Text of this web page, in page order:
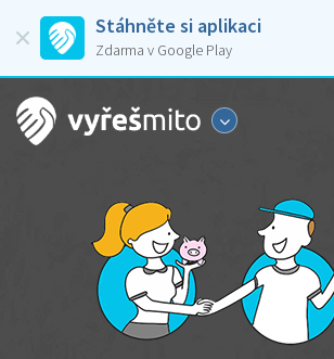
Stáhněte si aplikaci
Zdarma v Google Play